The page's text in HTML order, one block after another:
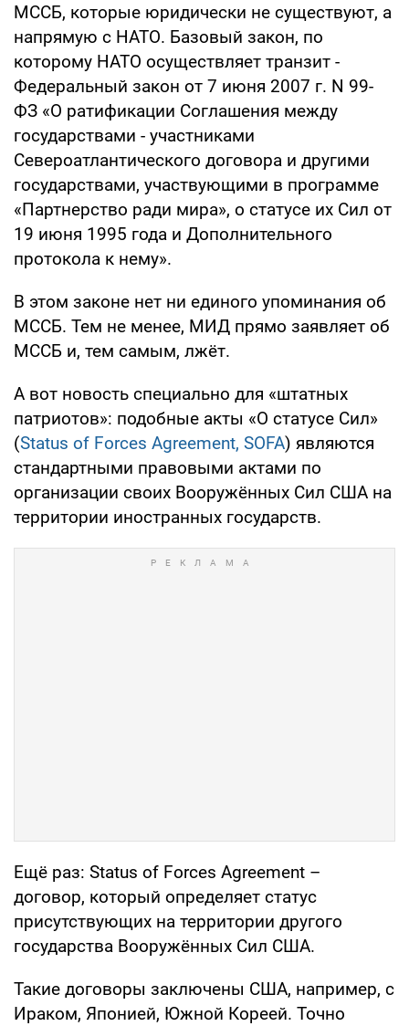
МССБ, которые юридически не существуют, а
напрямую с НАТО. Базовый закон, по
которому НАТО осуществляет транзит -
Федеральный закон от 7 июня 2007 г. N 99-
ФЗ «О ратификации Соглашения между
государствами - участниками
Североатлантического договора и другими
государствами, участвующими в программе
«Партнерство ради мира», о статусе их Сил от
19 июня 1995 года и Дополнительного
протокола к нему».
В этом законе нет ни единого упоминания об
МССБ. Тем не менее, МИД прямо заявляет об
МССБ и, тем самым, лжёт.
А вот новость специально для «штатных
патриотов»: подобные акты «О статусе Сил»
(Status of Forces Agreement, SOFA) являются
стандартными правовыми актами по
организации своих Вооружённых Сил США на
территории иностранных государств.
Ещё раз: Status of Forces Agreement –
договор, который определяет статус
присутствующих на территории другого
государства Вооружённых Сил США.
Такие договоры заключены США, например, с
Ираком, Японией, Южной Кореей. Точно